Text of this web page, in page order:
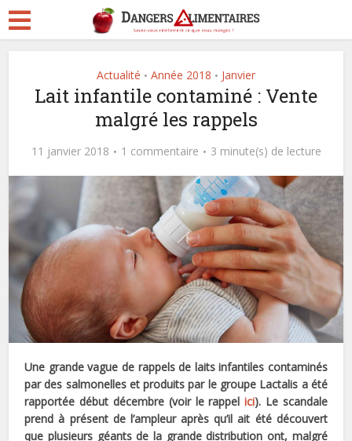
Actualité • Année 2018 • Janvier
Lait infantile contaminé : Vente
malgré les rappels
11 janvier 2018 1 commentaire 3 minute(s) de lecture
Une grande vague de rappels de laits infantiles contaminés
par des salmonelles et produits par le groupe Lactalis a été
rapportée début décembre (voir le rappelici). Le scandale
prend à présent de l’ampleur après qu’il ait été découvert
que plusieurs géants de la grande distribution ont, malgré